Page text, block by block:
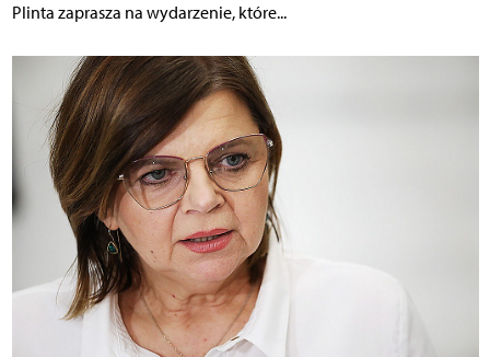
Plinta zaprasza na wydarzenie, które...